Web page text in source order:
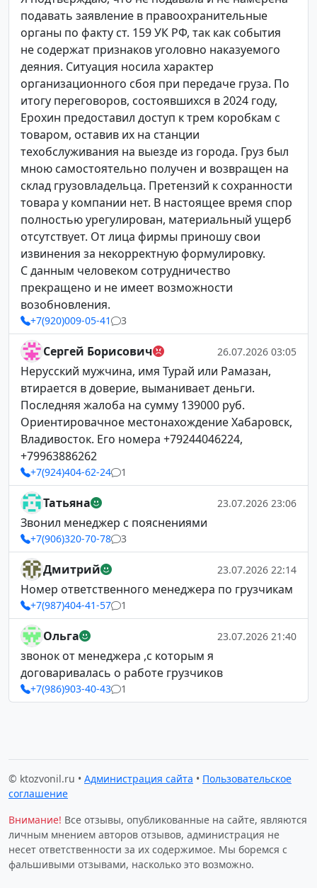
подавать заявление в правоохранительные
органы по факту ст. 159 УК РФ, так как события
не содержат признаков уголовно наказуемого
деяния. Ситуация носила характер
организационного сбоя при передаче груза. По
итогу переговоров, состоявшихся в 2024 году,
Ерохин предоставил доступ к трем коробкам с
товаром, оставив их на станции
техобслуживания на выезде из города. Груз был
мною самостоятельно получен и возвращен на
склад грузовладельца. Претензий к сохранности
товара у компании нет. В настоящее время спор
полностью урегулирован, материальный ущерб
отсутствует. От лица фирмы приношу свои
извинения за некорректную формулировку.
С данным человеком сотрудничество
прекращено и не имеет возможности
возобновления.
+7(920)009-05-41 3
Сергей Борисович 26.07.2026 03:05
Нерусский мужчина, имя Турай или Рамазан,
втирается в доверие, выманивает деньги.
Последняя жалоба на сумму 139000 руб.
Ориентировачное местонахождение Хабаровск,
Владивосток. Его номера +79244046224,
+79963886262
+7(924)404-62-24 1
Татьяна 23.07.2026 23:06
Звонил менеджер с пояснениями
+7(906)320-70-78 3
Дмитрий 23.07.2026 22:14
Номер ответственного менеджера по грузчикам
+7(987)404-41-57 1
Ольга 23.07.2026 21:40
звонок от менеджера ,с которым я
договаривалась о работе грузчиков
+7(986)903-40-43 1
© ktozvonil.ru • Администрация сайта • Пользовательское
соглашение
Внимание! Все отзывы, опубликованные на сайте, являются
личным мнением авторов отзывов, администрация не
несет ответственности за их содержимое. Мы боремся с
фальшивыми отзывами, насколько это возможно.